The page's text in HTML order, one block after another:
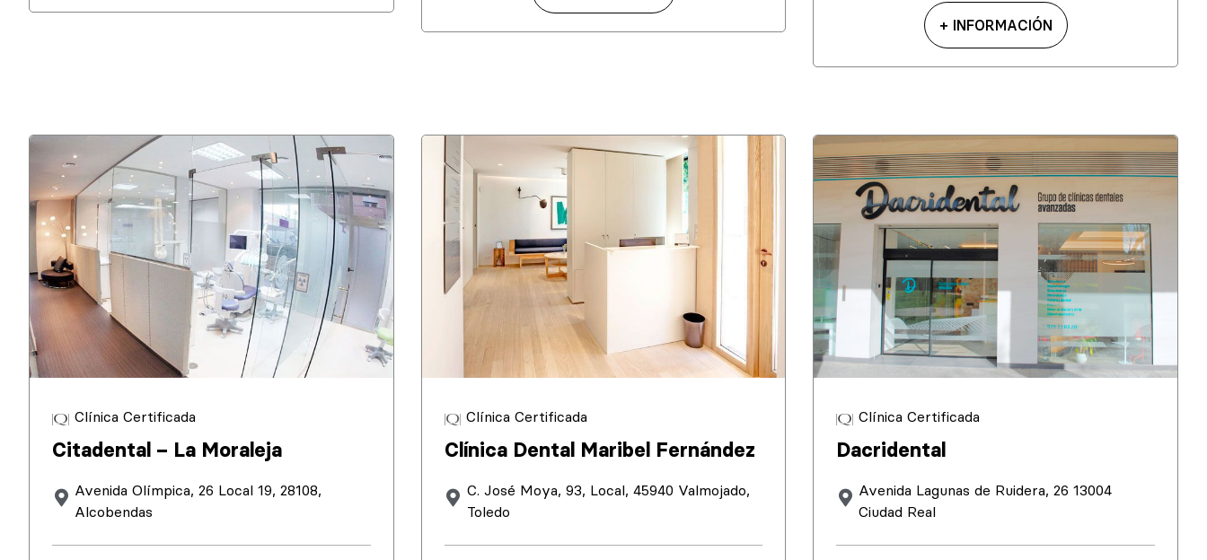
+ INFORMACIÓN
Clínica Certificada
Citadental – La Moraleja
Avenida Olímpica, 26 Local 19, 28108,
Alcobendas
Clínica Certificada
Clínica Dental Maribel Fernández
C. José Moya, 93, Local, 45940 Valmojado,
Toledo
Clínica Certificada
Dacridental
Avenida Lagunas de Ruidera, 26 13004
Ciudad Real